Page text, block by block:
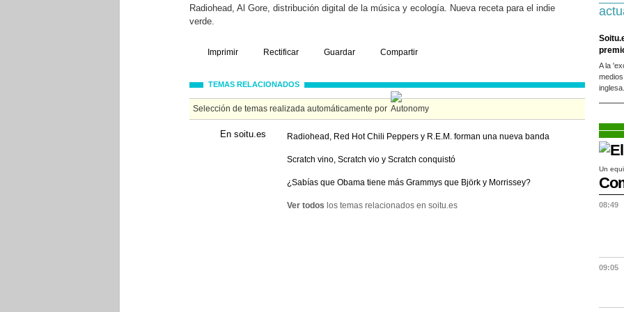
Radiohead, Al Gore, distribución digital de la música y ecología. Nueva receta para el indie
verde.
Imprimir Rectificar Guardar Compartir
TEMAS RELACIONADOS
Selección de temas realizada automáticamente por
En soitu.es Radiohead, Red Hot Chili Peppers y R.E.M. forman una nueva banda
Scratch vino, Scratch vio y Scratch conquistó
¿Sabías que Obama tiene más Grammys que Björk y Morrissey?
Ver todos los temas relacionados en soitu.es
A la
inglesa.
Un
08:49
09:05